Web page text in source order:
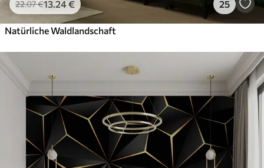
22.07€13.24€ 25
Natürliche Waldlandschaft